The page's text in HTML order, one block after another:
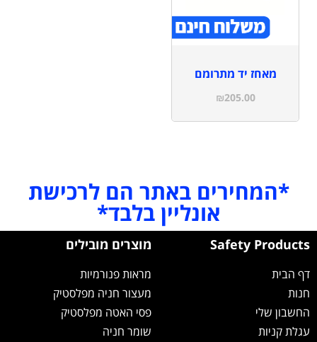
מאחז יד מתרומם
₪205.00
*המחירים באתר הם לרכישת
אונליין בלבד*
Safety Products
דף הבית
חנות
החשבון שלי
עגלת קניות
מוצרים מובילים
מראות פנורמיות
מעצור חניה מפלסטיק
פסי האטה מפלסטיק
שומר חניה